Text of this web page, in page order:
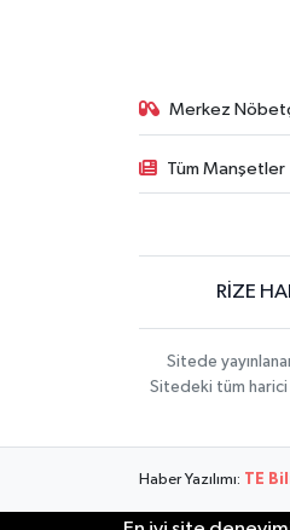
Merkez
Tüm Manşetler
RİZE
Sitede
Sitedeki tüm harici
Haber Yazılımı: TE